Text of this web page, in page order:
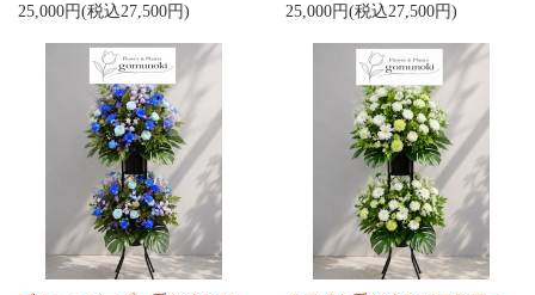
25,000円(税込27,500円)
25,000円(税込27,500円)